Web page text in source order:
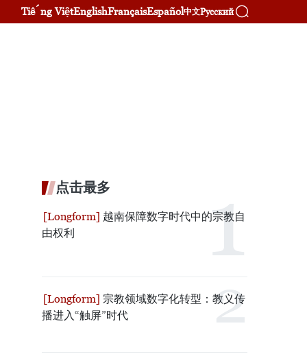
Tiếng ViệtEnglishFrançaisEspañol中文Русский
点击最多
越南保障数字时代中的宗教自
由权利
宗教领域数字化转型：教义传
播进入“触屏”时代